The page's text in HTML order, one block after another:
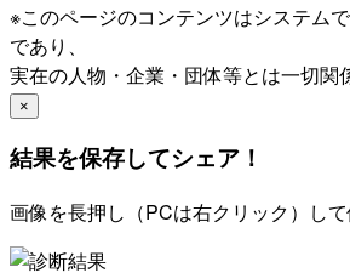
※このページのコンテンツはシステム
であり、
実在の人物・企業・団体等とは一切関
×
結果を保存してシェア！
画像を長押し（PCは右クリック）し